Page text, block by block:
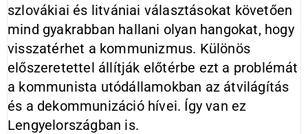
szlová­kiai és litvániai választásokat követő­en
mind gyakrabban hallani olyan hangokat, hogy
visszatérhet a kom­munizmus. Különös
előszeretettel ál­lítják előtérbe ezt a problémát
a kom­munista utódállamokban az átvilágí­tás
és a dekommunizáció hívei. Így van ez
Lengyelországban is.